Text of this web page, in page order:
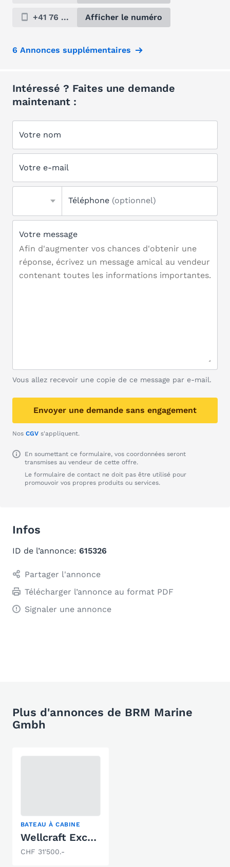
+41 76 ... Afficher le numéro
6 Annonces supplémentaires
Intéressé ? Faites une demande
maintenant :
Votre nom
Votre e-mail
Téléphone (optionnel)
Votre message
Vous allez recevoir une copie de ce message par e-mail.
Envoyer une demande sans engagement
Nos CGV s'appliquent.
En soumettant ce formulaire, vos coordonnées seront
transmises au vendeur de cette offre.
Le formulaire de contact ne doit pas être utilisé pour
promouvoir vos propres produits ou services.
Infos
ID de l’annonce: 615326
Partager l'annonce
Télécharger l’annonce au format PDF
Signaler une annonce
Plus d'annonces de BRM Marine
Gmbh
BATEAU À CABINE
Wellcraft Excel 26se
CHF 31'500.-